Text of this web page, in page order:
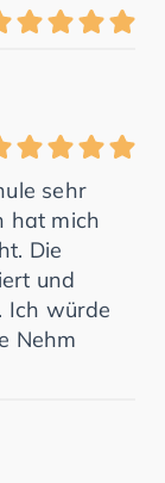
sehr
hat mich
Die
und
Ich würde
Nehm